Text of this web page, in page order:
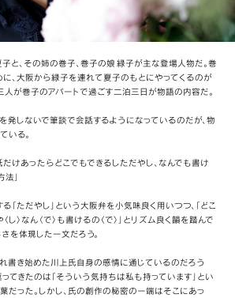
子と、その姉の巻子、巻子の娘 緑子が主な登場人物だ。巻
、大阪から緑子を連れて夏子のもとにやってくるのが
人が巻子のアパートで過ごす二泊三日が物語の内容だ。
発しないで筆談で会話するようになっているのだが、物
いる。
だけあったらどこでもできるしただやし、なんでも書け
」
る「ただやし」という大阪弁を小気味良く用いつつ、「どこ
〈し〉なん〈で〉も書けるの〈で〉」とリズム良く韻を踏んで
を体現した一文だろう。
書き始めた川上氏自身の感情に通じているのだろう
ってきたのは「そういう気持ちは私も持っています」とい
だった。しかし、氏の創作の秘密の一端はそこにあっ